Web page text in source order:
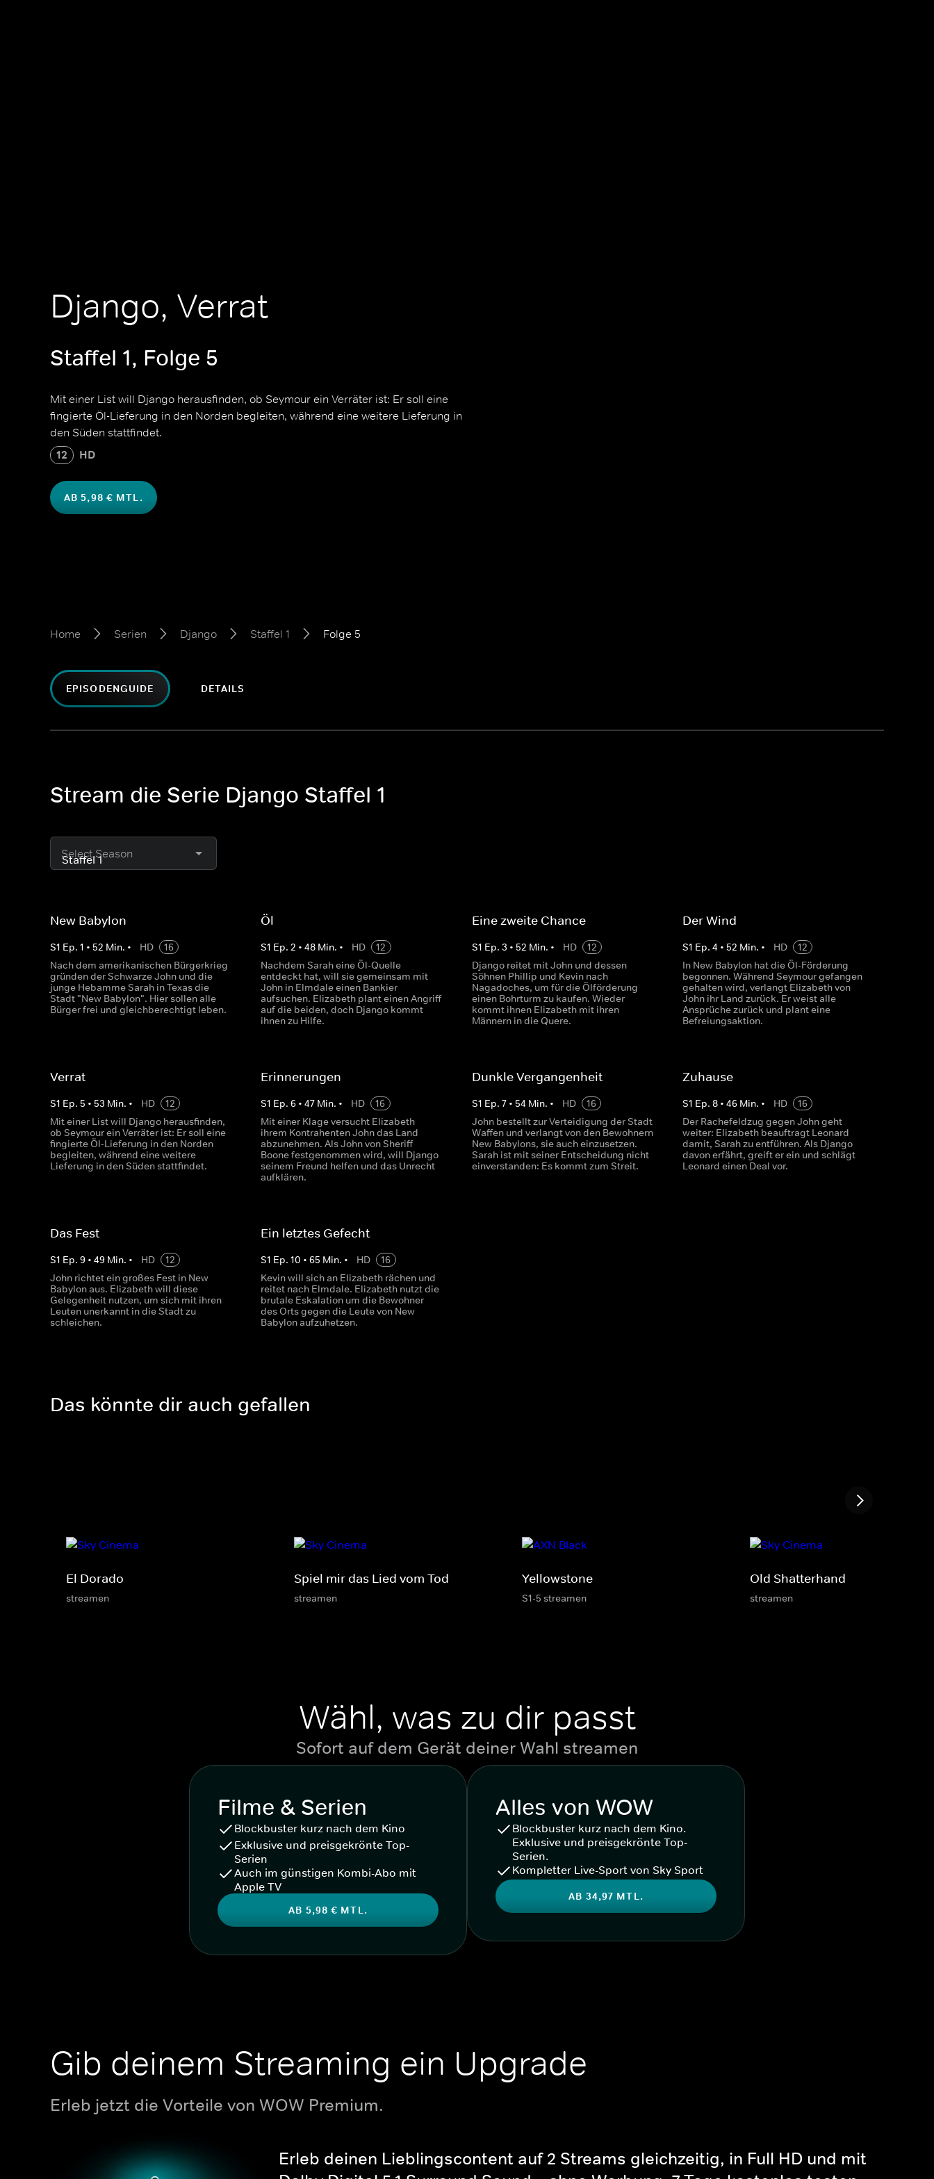
Django, Verrat
Staffel 1, Folge 5
Mit einer List will Django herausfinden, ob Seymour ein Verräter ist: Er soll eine
fingierte Öl-Lieferung in den Norden begleiten, während eine weitere Lieferung in
den Süden stattfindet.
12 HD
AB 5,98 € MTL.
Home Serien Django Staffel 1 Folge 5
EPISODENGUIDE DETAILS
Stream die Serie Django Staffel 1
Select Season
New Babylon
S1 Ep. 1 • 52 Min. • HD
16
Nach dem amerikanischen Bürgerkrieg
gründen der Schwarze John und die
junge Hebamme Sarah in Texas die
Stadt "New Babylon". Hier sollen alle
Bürger frei und gleichberechtigt leben.
Öl
S1 Ep.2 •48 Min. • HD
12
Nachdem Sarah eine Öl-Quelle
entdeckt hat, will sie gemeinsam mit
John in Elmdale einen Bankier
aufsuchen. Elizabeth plant einen Angriff
auf die beiden, doch Django kommt
ihnen zu Hilfe.
Eine zweite Chance
S1 Ep. 3 • 52 Min. • HD
12
Django reitet mit John und dessen
Söhnen Phillip und Kevin nach
Nagadoches, um für die Ölförderung
einen Bohrturm zu kaufen. Wieder
kommt ihnen Elizabeth mit ihren
Männern in die Quere.
Der Wind
S1 Ep. 4 • 52 Min. • HD
12
In New Babylon hat die Öl-Förderung
begonnen. Während Seymour gefangen
gehalten wird, verlangt Elizabeth von
John ihr Land zurück. Er weist alle
Ansprüche zurück und plant eine
Befreiungsaktion.
Verrat
S1 Ep. 5 • 53 Min. • HD
12
Mit einer List will Django herausfinden,
ob Seymour ein Verräter ist: Er soll eine
fingierte Öl-Lieferung in den Norden
begleiten, während eine weitere
Lieferung in den Süden stattfindet.
Erinnerungen
S1 Ep.6 •47 Min. • HD
16
Mit einer Klage versucht Elizabeth
ihrem Kontrahenten John das Land
abzunehmen. Als John von Sheriff
Boone festgenommen wird, will Django
seinem Freund helfen und das Unrecht
aufklären.
Dunkle Vergangenheit
S1 Ep. 7• 54 Min. • HD
16
John bestellt zur Verteidigung der Stadt
Waffen und verlangt von den Bewohnern
New Babylons, sie auch einzusetzen.
Sarah ist mit seiner Entscheidung nicht
einverstanden: Es kommt zum Streit.
Zuhause
S1 Ep. 8• 46Min. • HD
16
Der Rachefeldzug gegen John geht
weiter: Elizabeth beauftragt Leonard
damit, Sarah zu entführen. Als Django
davon erfährt, greift er ein und schlägt
Leonard einen Deal vor.
Das Fest
S1 Ep. 9 • 49 Min. • HD
12
John richtet ein großes Fest in New
Babylon aus. Elizabeth will diese
Gelegenheit nutzen, um sich mit ihren
Leuten unerkannt in die Stadt zu
schleichen.
Ein letztes Gefecht
S1 Ep.10 •65 Min. • HD
16
Kevin will sich an Elizabeth rächen und
reitet nach Elmdale. Elizabeth nutzt die
brutale Eskalation um die Bewohner
des Orts gegen die Leute von New
Babylon aufzuhetzen.
Das könnte dir auch gefallen
El Dorado
streamen
Spiel mir das Lied vom Tod
streamen
Yellowstone
S1-5 streamen
Old Shatterhand
streamen
Wähl, was zu dir passt
Sofort auf dem Gerät deiner Wahl streamen
Filme & Serien
Blockbuster kurz nach dem Kino
Exklusive und preisgekrönte Top-
Serien
Auch im günstigen Kombi-Abo mit
Apple TV
AB 5,98 € MTL.
Alles von WOW
Blockbuster kurz nach dem Kino.
Exklusive und preisgekrönte Top-
Serien.
Kompletter Live-Sport von Sky Sport
AB 34,97 MTL.
Gib deinem Streaming ein Upgrade
Erleb jetzt die Vorteile von WOW Premium.
Erleb deinen Lieblingscontent auf 2 Streams gleichzeitig, in Full HD und mit